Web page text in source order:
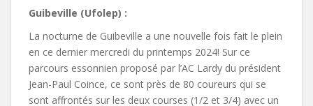
Guibeville (Ufolep) :
La nocturne de Guibeville a une nouvelle fois fait le plein
en ce dernier mercredi du printemps 2024! Sur ce
parcours essonnien proposé par l’AC Lardy du président
Jean-Paul Coince, ce sont près de 80 coureurs qui se
sont affrontés sur les deux courses (1/2 et 3/4) avec un